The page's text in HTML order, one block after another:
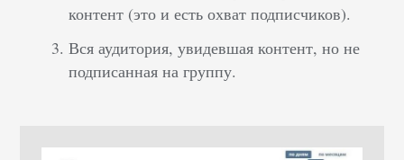
контент (это и есть охват подписчиков).
Вся аудитория, увидевшая контент, но не
подписанная на группу.